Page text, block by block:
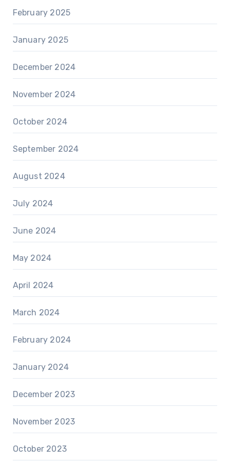
February 2025
January 2025
December 2024
November 2024
October 2024
September 2024
August 2024
July 2024
June 2024
May 2024
April 2024
March 2024
February 2024
January 2024
December 2023
November 2023
October 2023